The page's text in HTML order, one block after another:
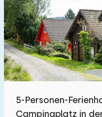
5-Personen-
Campingplatz in